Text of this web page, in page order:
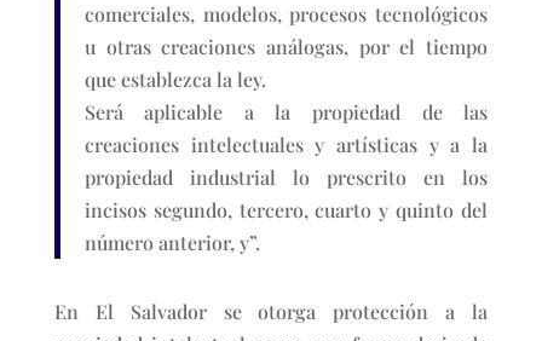
comerciales, modelos, procesos tecnológicos
u otras creaciones análogas, por el tiempo
que establezca la ley.
Será aplicable a la propiedad de las
creaciones intelectuales y artísticas y a la
propiedad industrial lo prescrito en los
incisos segundo, tercero, cuarto y quinto del
número anterior, y”.
En El Salvador se otorga protección a la